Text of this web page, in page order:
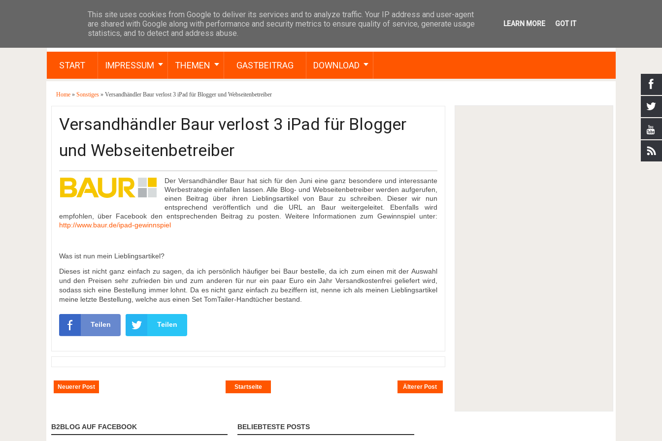
START IMPRESSUM THEMEN GASTBEITRAG DOWNLOAD
Home » Sonstiges » Versandhändler Baur verlost 3 iPad für Blogger und Webseitenbetreiber
Versandhändler Baur verlost 3 iPad für Blogger
und Webseitenbetreiber
Der Versandhändler Baur hat sich für den Juni eine ganz besondere und interessante
Werbestrategie einfallen lassen. Alle Blog- und Webseitenbetreiber werden aufgerufen,
einen Beitrag über ihren Lieblingsartikel von Baur zu schreiben. Dieser wir nun
entsprechend veröffentlich und die URL an Baur weitergeleitet. Ebenfalls wird
empfohlen, über Facebook den entsprechenden Beitrag zu posten. Weitere Informationen zum Gewinnspiel unter:
http://www.baur.de/ipad-gewinnspiel
Was ist nun mein Lieblingsartikel?
Dieses ist nicht ganz einfach zu sagen, da ich persönlich häufiger bei Baur bestelle, da ich zum einen mit der Auswahl
und den Preisen sehr zufrieden bin und zum anderen für nur ein paar Euro ein Jahr Versandkostenfrei geliefert wird,
sodass sich eine Bestellung immer lohnt. Da es nicht ganz einfach zu beziffern ist, nenne ich als meinen Lieblingsartikel
meine letzte Bestellung, welche aus einen Set TomTailer-Handtücher bestand.
Teilen Teilen
Neuerer Post Älterer Post
Startseite
B2BLOG AUF FACEBOOK BELIEBTESTE POSTS
This site uses cookies from Google to deliver its services and to analyze traffic. Your IP address and user-agent
are shared with Google along with performance and security metrics to ensure quality of service, generate usage
statistics, and to detect and address abuse.
LEARN MORE GOT IT